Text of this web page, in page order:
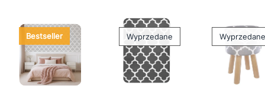
Bestseller Wyprzedane Wyprzedane